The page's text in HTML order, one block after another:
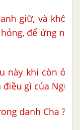
giữ, và
để ứng
này khi còn ở
gì của
danh Cha ?